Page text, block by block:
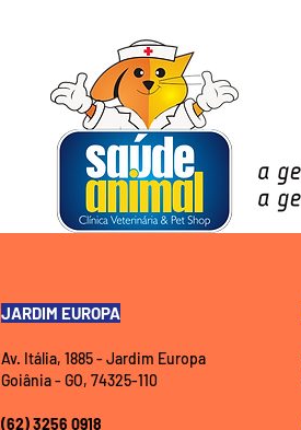
JARDIM EUROPA
Av. Itália, 1885 - Jardim Europa
Goiânia - GO, 74325-110
(62) 3256 0918